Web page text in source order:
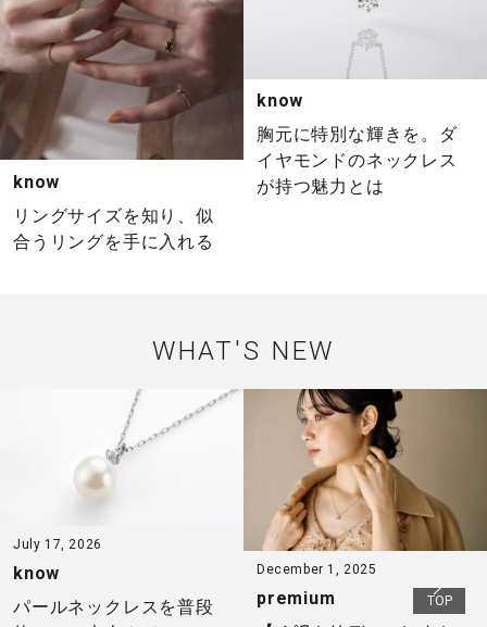
know
リングサイズを知り、似
合うリングを手に入れる
know
胸元に特別な輝きを。ダ
イヤモンドのネックレス
が持つ魅力とは
WHAT'S NEW
July 17, 2026
know
パールネックレスを普段
December 1, 2025
premium